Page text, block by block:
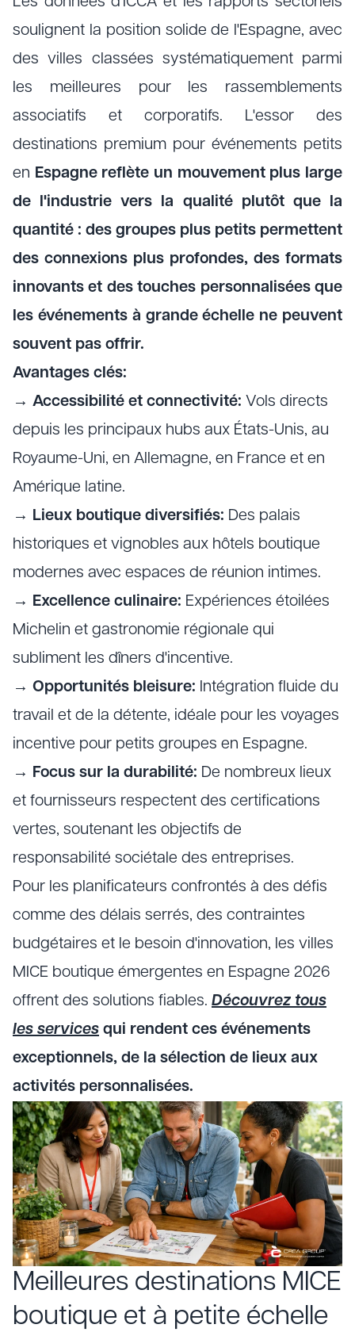
soulignent la position solide de l'Espagne, avec
des villes classées systématiquement parmi
les meilleures pour les rassemblements
associatifs et corporatifs. L'essor des
destinations premium pour événements petits
en Espagne reflète un mouvement plus large
de l'industrie vers la qualité plutôt que la
quantité : des groupes plus petits permettent
des connexions plus profondes, des formats
innovants et des touches personnalisées que
les événements à grande échelle ne peuvent
souvent pas offrir.
Avantages clés:
→ Accessibilité et connectivité: Vols directs
depuis les principaux hubs aux États-Unis, au
Royaume-Uni, en Allemagne, en France et en
Amérique latine.
→ Lieux boutique diversifiés: Des palais
historiques et vignobles aux hôtels boutique
modernes avec espaces de réunion intimes.
→ Excellence culinaire: Expériences étoilées
Michelin et gastronomie régionale qui
subliment les dîners d'incentive.
→ Opportunités bleisure: Intégration fluide du
travail et de la détente, idéale pour les voyages
incentive pour petits groupes en Espagne.
→ Focus sur la durabilité: De nombreux lieux
et fournisseurs respectent des certifications
vertes, soutenant les objectifs de
responsabilité sociétale des entreprises.
Pour les planificateurs confrontés à des défis
comme des délais serrés, des contraintes
budgétaires et le besoin d'innovation, les villes
MICE boutique émergentes en Espagne 2026
offrent des solutions fiables. Découvrez tous
les services qui rendent ces événements
exceptionnels, de la sélection de lieux aux
activités personnalisées.
Meilleures destinations MICE
boutique et à petite échelle